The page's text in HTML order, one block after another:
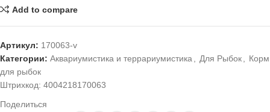
Add to compare
Артикул: 170063-v
Категории: Аквариумистика и террариумистика Для Рыбок
Корм
для рыбок
Штрихкод: 4004218170063
Поделиться